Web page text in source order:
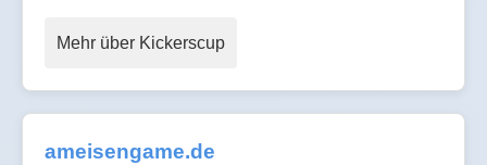
Mehr über Kickerscup
ameisengame.de